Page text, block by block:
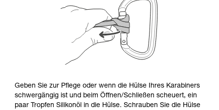
Geben Sie zur Pflege oder wenn die Hülse Ihres Karabiners
schwergängig ist und beim Öffnen/Schließen scheuert, ein
paar Tropfen Silikonöl in die Hülse. Schrauben Sie die Hülse